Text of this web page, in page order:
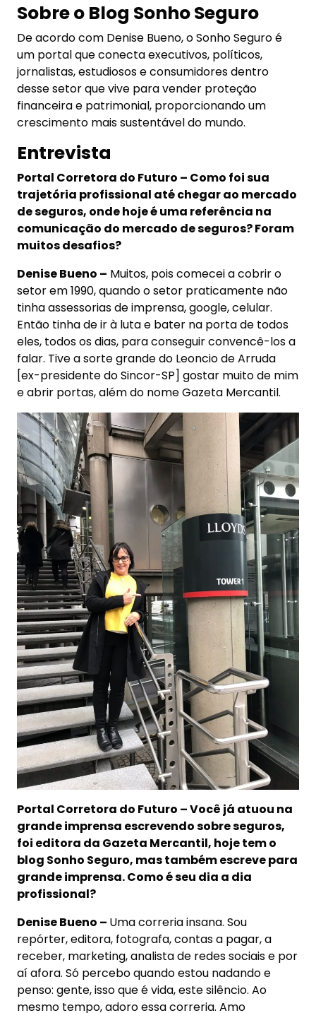
Sobre o Blog Sonho Seguro
De acordo com Denise Bueno, o Sonho Seguro é
um portal que conecta executivos, políticos,
jornalistas, estudiosos e consumidores dentro
desse setor que vive para vender proteção
financeira e patrimonial, proporcionando um
crescimento mais sustentável do mundo.
Entrevista
Portal Corretora do Futuro – Como foi sua
trajetória profissional até chegar ao mercado
de seguros, onde hoje é uma referência na
comunicação do mercado de seguros? Foram
muitos desafios?
Denise Bueno – Muitos, pois comecei a cobrir o
setor em 1990, quando o setor praticamente não
tinha assessorias de imprensa, google, celular.
Então tinha de ir à luta e bater na porta de todos
eles, todos os dias, para conseguir convencê-los a
falar. Tive a sorte grande do Leoncio de Arruda
[ex-presidente do Sincor-SP] gostar muito de mim
e abrir portas, além do nome Gazeta Mercantil.
Portal Corretora do Futuro – Você já atuou na
grande imprensa escrevendo sobre seguros,
foi editora da Gazeta Mercantil, hoje tem o
blog Sonho Seguro, mas também escreve para
grande imprensa. Como é seu dia a dia
profissional?
Denise Bueno – Uma correria insana. Sou
repórter, editora, fotografa, contas a pagar, a
receber, marketing, analista de redes sociais e por
aí afora. Só percebo quando estou nadando e
penso: gente, isso que é vida, este silêncio. Ao
mesmo tempo, adoro essa correria. Amo